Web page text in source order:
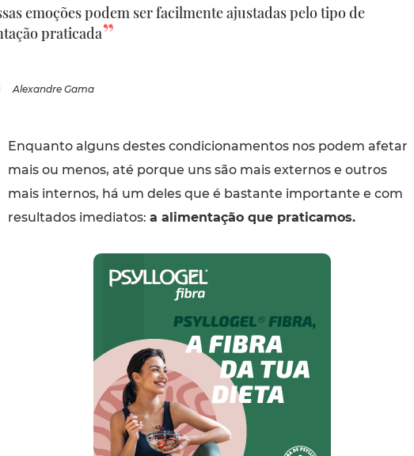
emoções podem ser facilmente ajustadas pelo tipo de
praticada
Alexandre Gama
Enquanto alguns destes condicionamentos nos podem afetar
mais ou menos, até porque uns são mais externos e outros
mais internos, há um deles que é bastante importante e com
resultados imediatos: a alimentação que praticamos.